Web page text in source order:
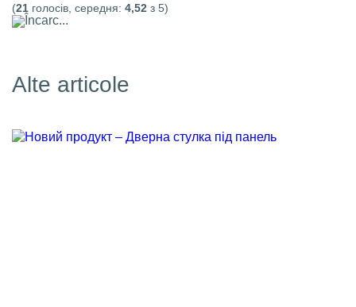
(21 голосів, середня: 4,52 з 5)
Încarc...
Alte articole